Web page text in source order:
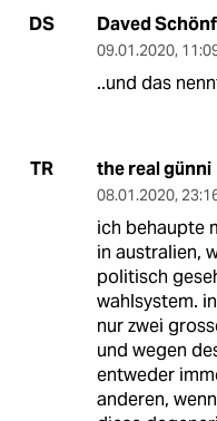
DS Daved
09.01.2020,
..und das
TR the real günni
08.01.2020,
ich behaupte
in australien,
politisch
wahlsystem.
nur zwei
und wegen
entweder
anderen,